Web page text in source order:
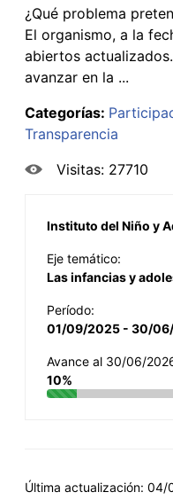
¿Qué problema
El organismo, a la
abiertos
avanzar en la ...
Categorías:
Transparencia
Visitas: 27710
Instituto del Niño y
Eje temático:
Las infancias y
Período:
01/09/2025 - 30/
Avance al 30/06/
10%
Última actualización: 04/